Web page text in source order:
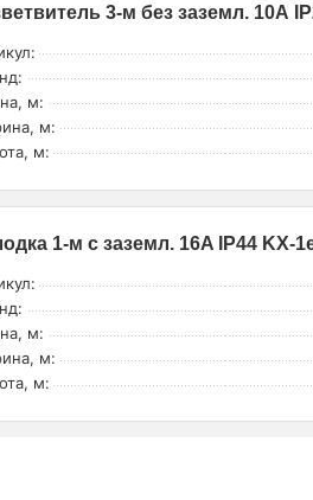
3-м без заземл. 10А
м:
м:
м:
1-м с заземл. 16A IP44 KX-
м:
м:
м: